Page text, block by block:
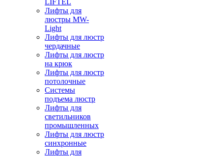
LIFTEL
Лифты для
люстры MW-
Light
Лифты для люстр
чердачные
Лифты для люстр
на крюк
Лифты для люстр
потолочные
Системы
подъема люстр
Лифты для
светильников
промышленных
Лифты для люстр
синхронные
Лифты для